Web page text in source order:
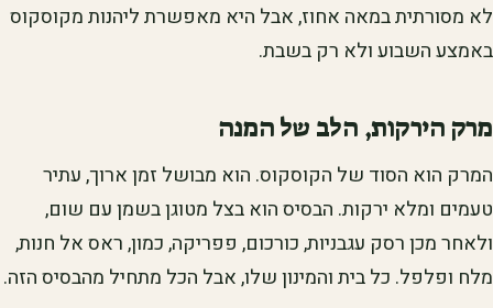
לא מסורתית במאה אחוז, אבל היא מאפשרת ליהנות מקוסקוס
באמצע השבוע ולא רק בשבת.
מרק הירקות, הלב של המנה
המרק הוא הסוד של הקוסקוס. הוא מבושל זמן ארוך, עתיר
טעמים ומלא ירקות. הבסיס הוא בצל מטוגן בשמן עם שום,
ולאחר מכן רסק עגבניות, כורכום, פפריקה, כמון, ראס אל חנות,
מלח ופלפל. כל בית והמינון שלו, אבל הכל מתחיל מהבסיס הזה.